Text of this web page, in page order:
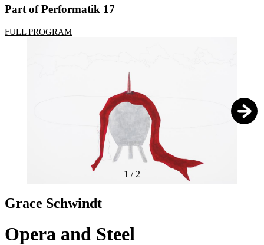
Part of Performatik 17
FULL PROGRAM
1 / 2
Grace Schwindt
Opera and Steel